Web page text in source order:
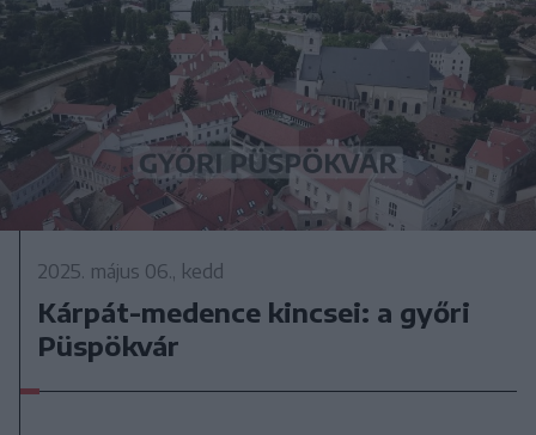
2025. május 06., kedd
Kárpát-medence kincsei: a győri
Püspökvár